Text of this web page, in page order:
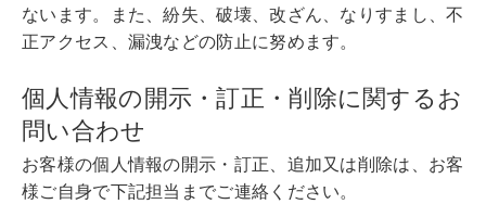
ないます。また、紛失、破壊、改ざん、なりすまし、不
正アクセス、漏洩などの防止に努めます。
個人情報の開示・訂正・削除に関するお
問い合わせ
お客様の個人情報の開示・訂正、追加又は削除は、お客
様ご自身で下記担当までご連絡ください。